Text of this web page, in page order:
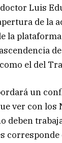
Luis
de la
la
el del
un
ver con los
deben
corresponde